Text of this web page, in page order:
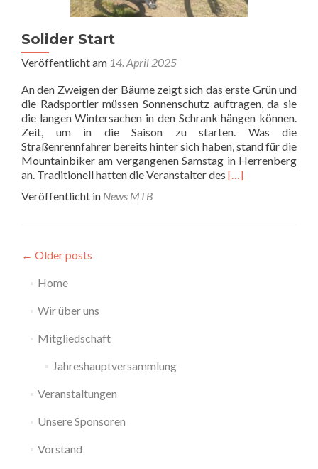
Solider Start
Veröffentlicht am 14. April 2025
An den Zweigen der Bäume zeigt sich das erste Grün und
die Radsportler müssen Sonnenschutz auftragen, da sie
die langen Wintersachen in den Schrank hängen können.
Zeit, um in die Saison zu starten. Was die
Straßenrennfahrer bereits hinter sich haben, stand für die
Mountainbiker am vergangenen Samstag in Herrenberg
an. Traditionell hatten die Veranstalter des Read
[…]
Veröffentlicht in News MTB
← Older posts
Home
Wir über uns
Mitgliedschaft
Jahreshauptversammlung
Veranstaltungen
Unsere Sponsoren
Vorstand